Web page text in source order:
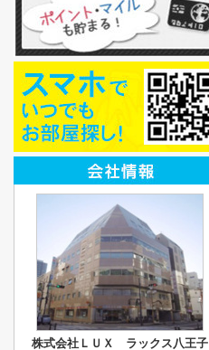
株式会社ＬＵＸ ラックス八王子